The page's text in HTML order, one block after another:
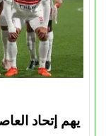
يهم إتحاد